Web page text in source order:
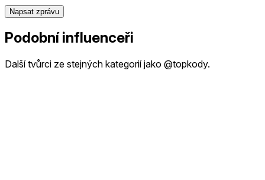
Napsat zprávu
Podobní influenceři
Další tvůrci ze stejných kategorií jako @topkody.